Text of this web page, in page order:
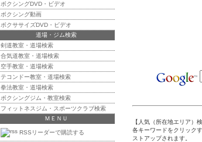
【人気（所在地エリア）
各キーワードをクリック
ストアップされます。
ボクシングDVD・ビデオ
ボクシング動画
ボクササイズDVD・ビデオ
道場・ジム検索
剣道教室・道場検索
合気道教室・道場検索
空手教室・道場検索
テコンドー教室・道場検索
拳法教室・道場検索
ボクシングジム・教室検索
フィットネスジム・スポーツクラブ検索
ＭＥＮＵ
RSSリーダーで購読する